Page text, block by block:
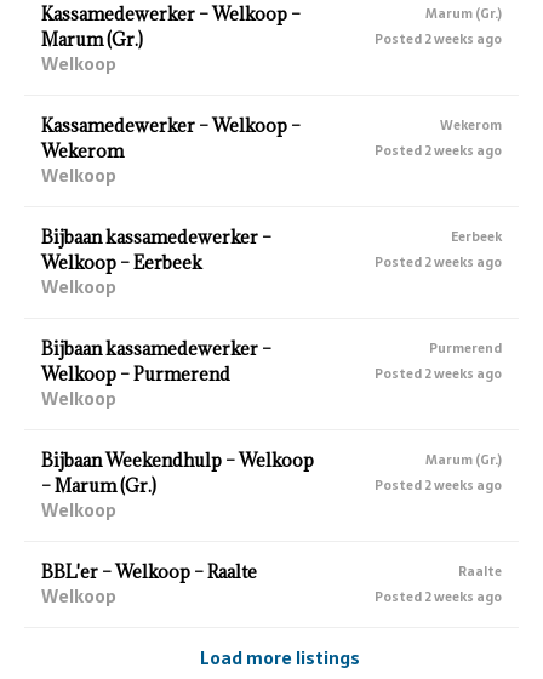
Kassamedewerker – Welkoop –
Marum (Gr.)
Welkoop
Marum (Gr.)
Posted 2 weeks ago
Kassamedewerker – Welkoop –
Wekerom
Welkoop
Wekerom
Posted 2 weeks ago
Bijbaan kassamedewerker –
Welkoop – Eerbeek
Welkoop
Eerbeek
Posted 2 weeks ago
Bijbaan kassamedewerker –
Welkoop – Purmerend
Welkoop
Purmerend
Posted 2 weeks ago
Bijbaan Weekendhulp – Welkoop
– Marum (Gr.)
Welkoop
Marum (Gr.)
Posted 2 weeks ago
BBL'er – Welkoop – Raalte
Welkoop
Raalte
Posted 2 weeks ago
Load more listings